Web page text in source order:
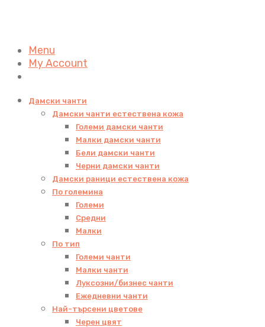
Menu
My Account
Дамски чанти
Дамски чанти естествена кожа
Големи дамски чанти
Малки дамски чанти
Бели дамски чанти
Черни дамски чанти
Дамски раници естествена кожа
По големина
Големи
Средни
Малки
По тип
Големи чанти
Малки чанти
Луксозни/бизнес чанти
Ежедневни чанти
Най-търсени цветове
Черен цвят